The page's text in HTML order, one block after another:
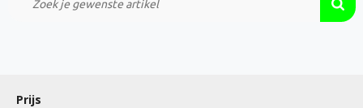
Custom Made Projecten
Prijs